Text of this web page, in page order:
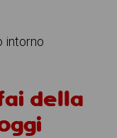
intorno
della